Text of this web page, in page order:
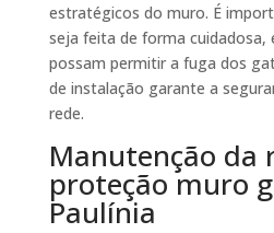
estratégicos do muro. É
seja feita de forma cuidadosa,
possam permitir a fuga dos
de instalação garante a
rede.
Manutenção da
proteção muro
Paulínia